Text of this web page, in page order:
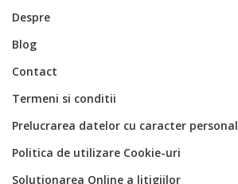
Despre
Blog
Contact
Termeni si conditii
Prelucrarea datelor cu caracter personal
Politica de utilizare Cookie-uri
Solutionarea Online a litigiilor